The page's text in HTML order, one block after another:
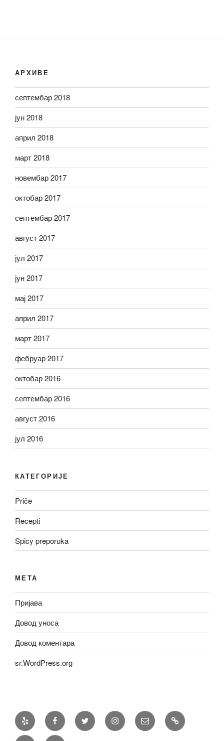
АРХИВЕ
септембар 2018
јун 2018
април 2018
март 2018
новембар 2017
октобар 2017
септембар 2017
август 2017
јул 2017
јун 2017
мај 2017
април 2017
март 2017
фебруар 2017
октобар 2016
септембар 2016
август 2016
јул 2016
КАТЕГОРИЈЕ
Priče
Recepti
Spicy preporuka
МЕТА
Пријава
Довод уноса
Довод коментара
sr.WordPress.org
Yelp FacebookTwitter InstagramEmail Recepti